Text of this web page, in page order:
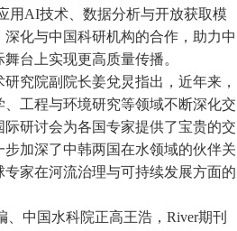
用AI技术、数据分析与开放获取模
化与中国科研机构的合作，助力中
台上实现更高质量传播。
究院副院长姜兌炅指出，近年来，
、工程与环境研究等领域不断深化交
际研讨会为各国专家提供了宝贵的交
步加深了中韩两国在水领域的伙伴关
专家在河流治理与可持续发展方面的
、中国水科院正高王浩，River期刊